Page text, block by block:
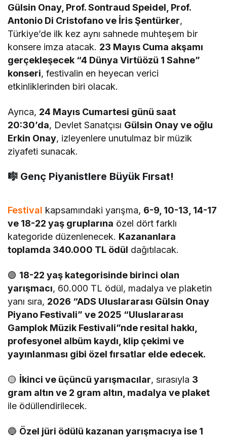
Gülsin Onay, Prof. Sontraud Speidel, Prof.
Antonio Di Cristofano ve İris Şentürker,
Türkiye’de ilk kez aynı sahnede muhteşem bir
konsere imza atacak. 23 Mayıs Cuma akşamı
gerçekleşecek “4 Dünya Virtüözü 1 Sahne”
konseri, festivalin en heyecan verici
etkinliklerinden biri olacak.
Ayrıca, 24 Mayıs Cumartesi günü saat
20:30’da, Devlet Sanatçısı Gülsin Onay ve oğlu
Erkin Onay, izleyenlere unutulmaz bir müzik
ziyafeti sunacak.
🎼 Genç Piyanistlere Büyük Fırsat!
Festival kapsamındaki yarışma, 6-9, 10-13, 14-17
ve 18-22 yaş gruplarına özel dört farklı
kategoride düzenlenecek. Kazananlara
toplamda 340.000 TL ödül dağıtılacak.
🟢 18-22 yaş kategorisinde birinci olan
yarışmacı, 60.000 TL ödül, madalya ve plaketin
yanı sıra, 2026 “ADS Uluslararası Gülsin Onay
Piyano Festivali” ve 2025 “Uluslararası
Gamplok Müzik Festivali”nde resital hakkı,
profesyonel albüm kaydı, klip çekimi ve
yayınlanması gibi özel fırsatlar elde edecek.
🟡 İkinci ve üçüncü yarışmacılar, sırasıyla 3
gram altın ve 2 gram altın, madalya ve plaket
ile ödüllendirilecek.
🔵 Özel jüri ödülü kazanan yarışmacıya ise 1